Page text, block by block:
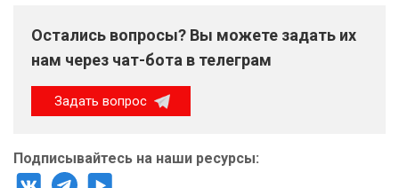
Остались вопросы? Вы можете задать их
нам через чат-бота в телеграм
Задать вопрос
Подписывайтесь на наши ресурсы: